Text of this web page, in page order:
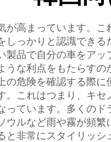
が高まっています。
っかりと認識でき
品で自分の車をア
な利点をもたらす
危険を確認する際
。これはつまり、キ
ています。多くの
ルなど雨や霧が頻
非常にスタイリッ